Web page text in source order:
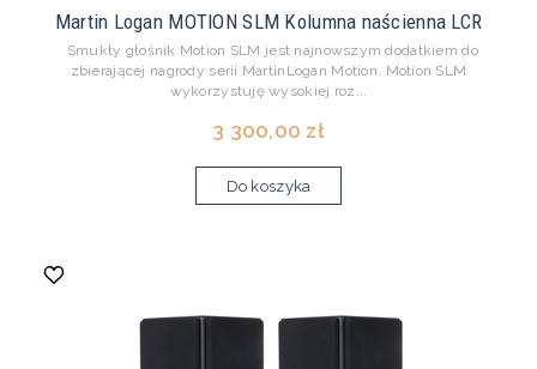
Martin Logan MOTION SLM Kolumna naścienna LCR
Smukły głośnik Motion SLM jest najnowszym dodatkiem do
zbierającej nagrody serii MartinLogan Motion. Motion SLM
wykorzystuję wysokiej roz...
3 300,00 zł
Do koszyka